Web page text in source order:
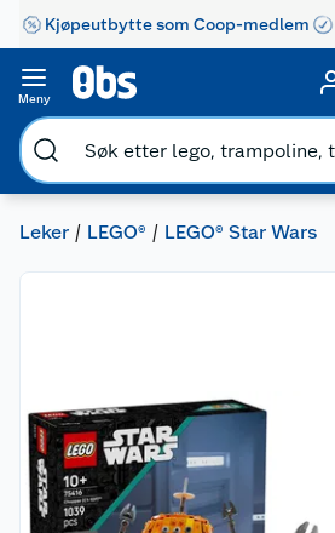
Kjøpeutbytte som Coop-medlem
Meny
Leker LEGO® LEGO® Star Wars